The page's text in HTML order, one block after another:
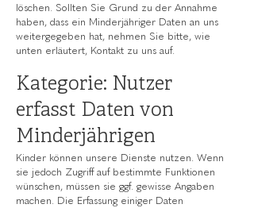
löschen. Sollten Sie Grund zu der Annahme
haben, dass ein Minderjähriger Daten an uns
weitergegeben hat, nehmen Sie bitte, wie
unten erläutert, Kontakt zu uns auf.
Kategorie: Nutzer
erfasst Daten von
Minderjährigen
Kinder können unsere Dienste nutzen. Wenn
sie jedoch Zugriff auf bestimmte Funktionen
wünschen, müssen sie ggf. gewisse Angaben
machen. Die Erfassung einiger Daten